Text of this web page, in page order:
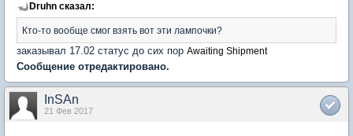
Druhn сказал:
Кто-то вообще смог взять вот эти лампочки?
заказывал 17.02 статус до сих пор Awaiting Shipment
Сообщение отредактировано.
InSAn
21 Фев 2017